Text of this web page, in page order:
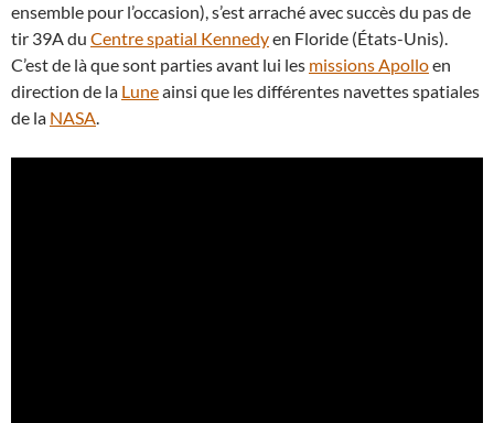
ensemble pour l’occasion), s’est arraché avec succès du pas de
tir 39A du Centre spatial Kennedyen Floride (États-Unis).
C’est de là que sont parties avant lui les missions Apolloen
direction de la Luneainsi que les différentes navettes spatiales
de la NASA.